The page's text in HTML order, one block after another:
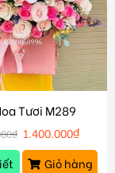
Tươi M289
₫ 1.400.000₫
Giỏ hàng